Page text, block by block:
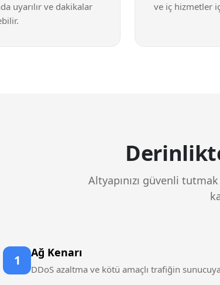
uyarılır ve dakikalar
ve iç hizmetler
Altyapınızı güvenli
1 Ağ Kenarı
DDoS azaltma ve kötü amaçlı trafiğin